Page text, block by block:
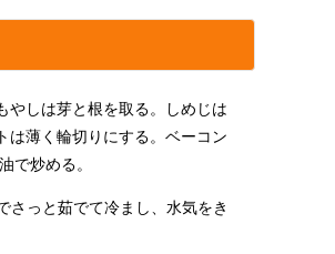
やしは芽と根を取る。しめじは
は薄く輪切りにする。ベーコン
で炒める。
さっと茹でて冷まし、水気をき